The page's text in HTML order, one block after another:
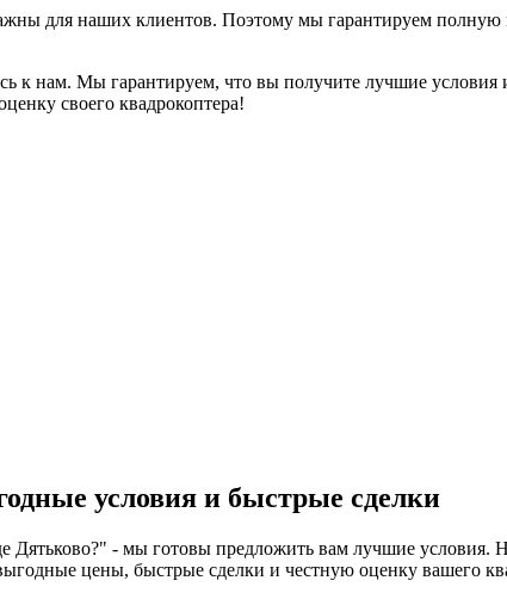
для наших клиентов. Поэтому мы гарантируем полную
к нам. Мы гарантируем, что вы получите лучшие
своего квадрокоптера!
условия и быстрые сделки
Дятьково?" - мы готовы предложить вам лучшие условия.
цены, быстрые сделки и честную оценку вашего